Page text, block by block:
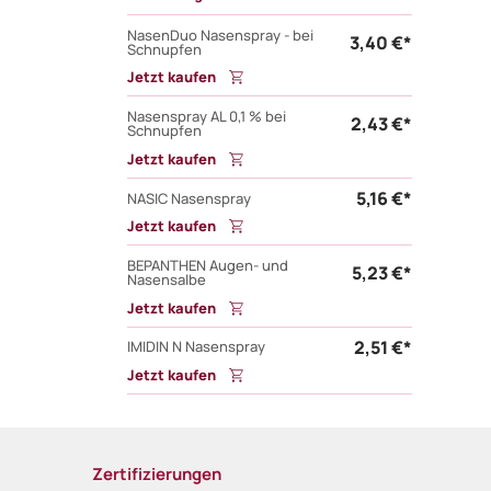
NasenDuo Nasenspray - bei
Schnupfen 3,40 €*
Jetzt kaufen
Nasenspray AL 0,1 % bei
Schnupfen 2,43 €*
Jetzt kaufen
NASIC Nasenspray
5,16 €*
Jetzt kaufen
BEPANTHEN Augen- und
Nasensalbe 5,23 €*
Jetzt kaufen
IMIDIN N Nasenspray
2,51 €*
Jetzt kaufen
Zertifizierungen